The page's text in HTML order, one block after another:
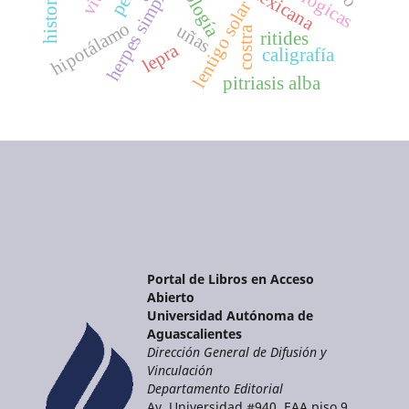
uñas ritides
herpes simplelentigo solar
costra
lepra
pitriasis alba
hipotálamo caligrafía
Portal de Libros en Acceso
Abierto
Universidad Autónoma de
Aguascalientes
Dirección General de Difusión y
Vinculación
Departamento Editorial